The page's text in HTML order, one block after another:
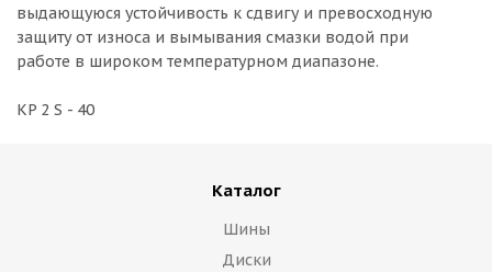
выдающуюся устойчивость к сдвигу и превосходную
защиту от износа и вымывания смазки водой при
работе в широком температурном диапазоне.
KP 2 S - 40
Каталог
Шины
Диски